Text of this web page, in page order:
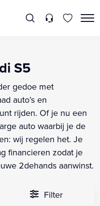
S5
gedoe met
auto’s en
rijden. Of je nu een
auto waarbij je de
wij regelen het. Je
financieren zodat je
2dehands aanwinst.
Filter